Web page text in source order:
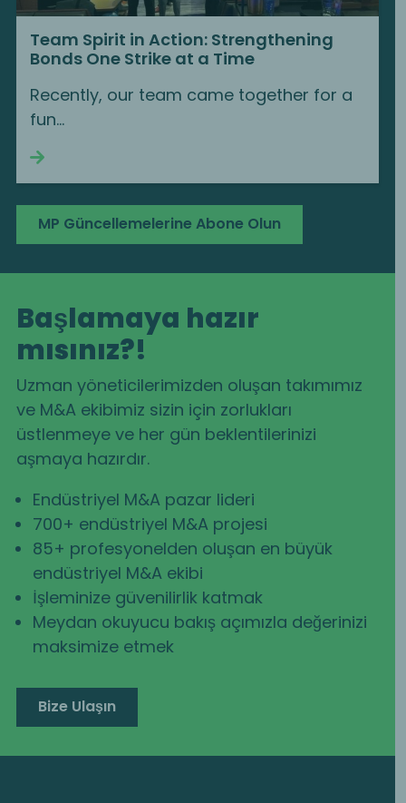
Team Spirit in Action: Strengthening
Bonds One Strike at a Time
Recently, our team came together for a
fun…
MP Güncellemelerine Abone Olun
Başlamaya hazır
mısınız?!
Uzman yöneticilerimizden oluşan takımımız
ve M&A ekibimiz sizin için zorlukları
üstlenmeye ve her gün beklentilerinizi
aşmaya hazırdır.
Endüstriyel M&A pazar lideri
700+ endüstriyel M&A projesi
85+ profesyonelden oluşan en büyük
endüstriyel M&A ekibi
İşleminize güvenilirlik katmak
Meydan okuyucu bakış açımızla değerinizi
maksimize etmek
Bize Ulaşın